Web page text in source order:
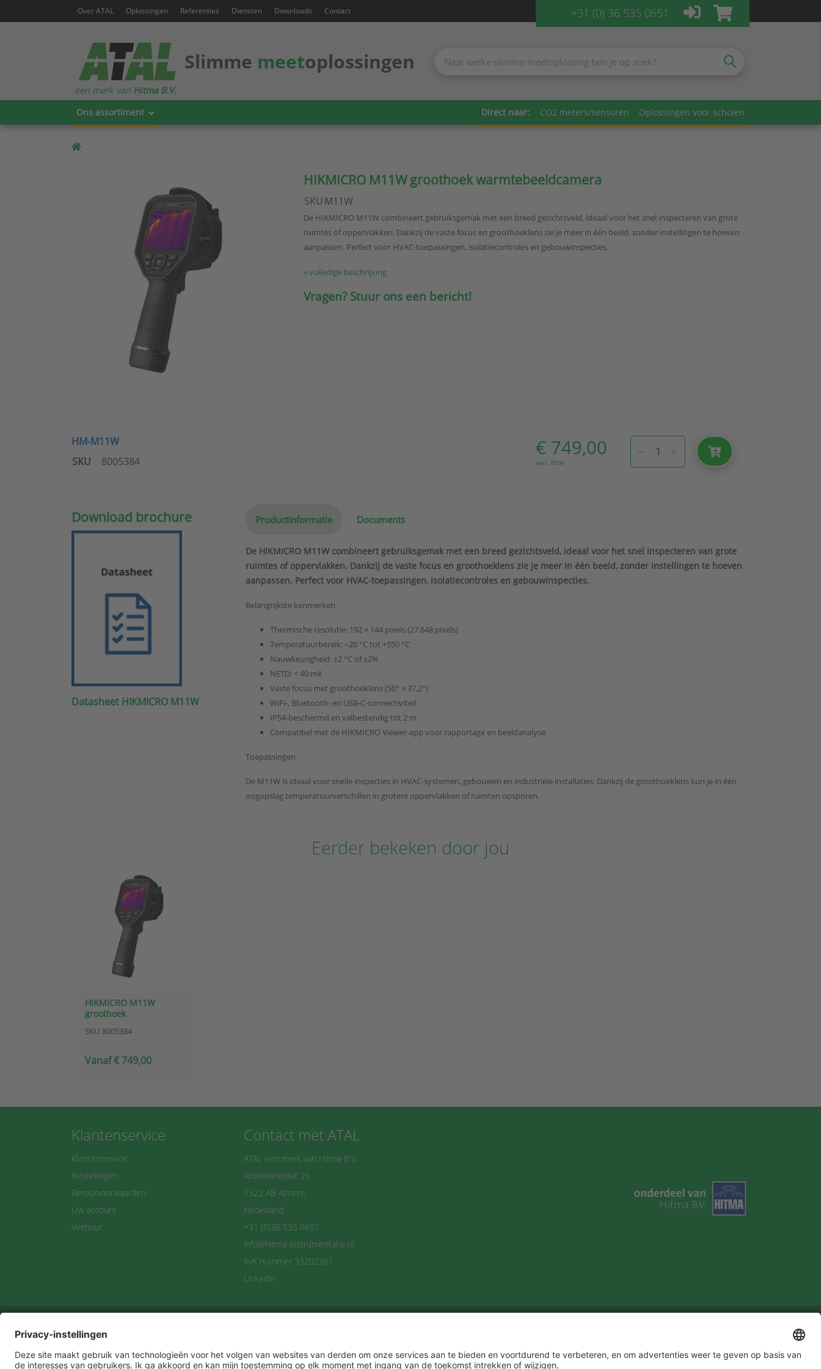
Over ATAL Oplossingen Referenties Diensten Downloads Contact +31 (0) 36 535 0651
Slimme meetoplossingen
Ons assortiment Direct naar: CO2 meters/sensoren Oplossingen voor scholen
een merk van Hitma B.V.
HIKMICRO M11W groothoek warmtebeeldcamera
SKU M11W
De HIKMICRO M11W combineert gebruiksgemak met een breed gezichtsveld, ideaal voor het snel inspecteren van grote
ruimtes of oppervlakken. Dankzij de vaste focus en groothoeklens zie je meer in één beeld, zonder instellingen te hoeven
aanpassen. Perfect voor HVAC-toepassingen, isolatiecontroles en gebouwinspecties.
» volledige beschrijving
Vragen? Stuur ons een bericht!
HM-M11W
SKU
8005384
€ 749,00
excl. BTW
Download brochure
Datasheet HIKMICRO M11W
Productinformatie Documents
De HIKMICRO M11W combineert gebruiksgemak met een breed gezichtsveld, ideaal voor het snel inspecteren van grote
ruimtes of oppervlakken. Dankzij de vaste focus en groothoeklens zie je meer in één beeld, zonder instellingen te hoeven
aanpassen. Perfect voor HVAC-toepassingen, isolatiecontroles en gebouwinspecties.
Belangrijkste kenmerken
Thermische resolutie: 192 × 144 pixels (27.648 pixels)
Temperatuurbereik: –20 °C tot +550 °C
Nauwkeurigheid: ±2 °C of ±2%
NETD: < 40 mK
Vaste focus met groothoeklens (50° × 37,2°)
WiFi-, Bluetooth- en USB-C-connectiviteit
IP54-beschermd en valbestendig tot 2 m
Compatibel met de HIKMICRO Viewer-app voor rapportage en beeldanalyse
Toepassingen
De M11W is ideaal voor snelle inspecties in HVAC-systemen, gebouwen en industriële installaties. Dankzij de groothoeklens kun je in één
oogopslag temperatuurverschillen in grotere oppervlakken of ruimten opsporen.
Eerder bekeken door jou
HIKMICRO M11W
groothoek
SKU 8005384
Vanaf € 749,00
Klantenservice
Klantenservice
Bestellingen
Retourvoorwaarden
Uw account
Verhuur
Contact met ATAL
ATAL een merk van Hitma B.V.
Antennestraat 26
1322 AB Almere
Nederland
+31 (0)36 535 0651
info@hitma-instrumentatie.nl
KvK nummer 33202361
Linkedin